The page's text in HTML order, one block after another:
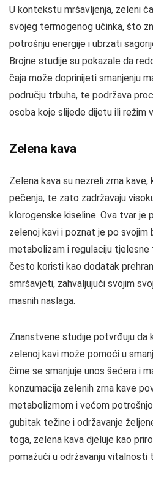
U kontekstu mršavljenja, zeleni
svojeg termogenog učinka, što
potrošnju energije i ubrzati
Brojne studije su pokazale da
čaja može doprinijeti smanjenju
području trbuha, te podržava
osoba koje slijede dijetu ili režim
Zelena kava
Zelena kava su nezreli zrna
pečenja, te zato zadržavaju
klorogenske kiseline. Ova tvar je
zelenoj kavi i poznat je po svojim
metabolizam i regulaciju tjelesne
često koristi kao dodatak
smršavjeti, zahvaljujući svojim
masnih naslaga.
Znanstvene studije potvrđuju da
zelenoj kavi može pomoći u
čime se smanjuje unos šećera i
konzumacija zelenih zrna kave
metabolizmom i većom
gubitak težine i održavanje
toga, zelena kava djeluje kao
pomažući u održavanju vitalnosti